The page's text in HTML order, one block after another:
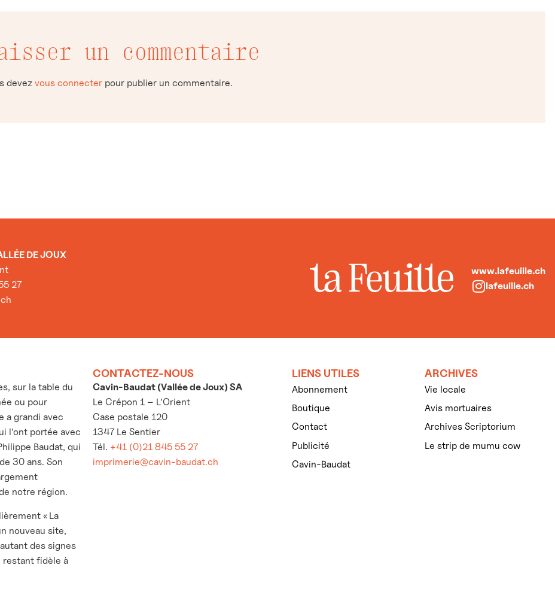
un commentaire
devez vous connecter pour publier un commentaire.
DE JOUX
27
www.lafeuille.ch
lafeuille.ch
sur la table du
ou pour
a grandi avec
l’ont portée avec
Baudat, qui
30 ans. Son
notre région.
« La
nouveau site,
des signes
restant fidèle à
CONTACTEZ-NOUS
Cavin-Baudat (Vallée de Joux) SA
Le Crépon 1 – L’Orient
Case postale 120
1347 Le Sentier
Tél. +41 (0)21 845 55 27
imprimerie@cavin-baudat.ch
LIENS UTILES
Abonnement
Boutique
Contact
Publicité
Cavin-Baudat
ARCHIVES
Vie locale
Avis mortuaires
Archives Scriptorium
Le strip de mumu cow